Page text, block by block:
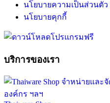
นโยบายความเป็นส่วนตัว
นโยบายคุกกี้
บริการของเรา